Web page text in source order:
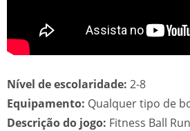
Nível de escolaridade: 2-8
Equipamento: Qualquer tipo de
Descrição do jogo: Fitness Ball